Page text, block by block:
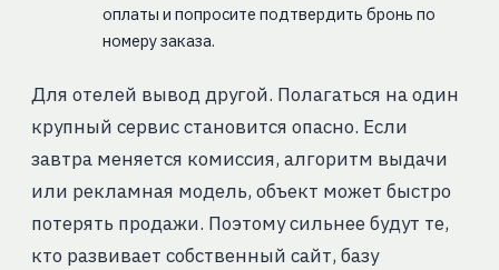
оплаты и попросите подтвердить бронь по
номеру заказа.
Для отелей вывод другой. Полагаться на один
крупный сервис становится опасно. Если
завтра меняется комиссия, алгоритм выдачи
или рекламная модель, объект может быстро
потерять продажи. Поэтому сильнее будут те,
кто развивает собственный сайт, базу